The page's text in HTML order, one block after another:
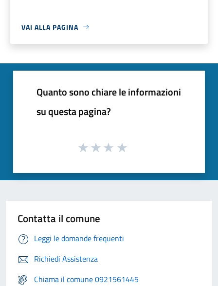
VAI ALLA PAGINA
Quanto sono chiare le informazioni
su questa pagina?
Contatta il comune
Leggi le domande frequenti
Richiedi Assistenza
Chiama il comune 0921561445